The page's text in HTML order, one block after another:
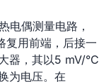
电偶测量电路，
复用前端，后接一
器，其以5 mV/°C
为电压。在